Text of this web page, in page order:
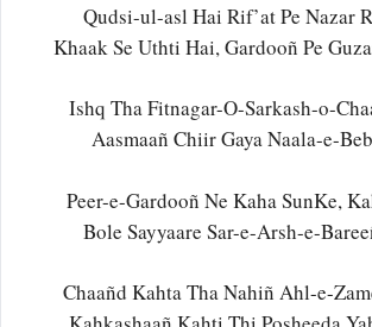
Qudsi-ul-asl Hai Rif’at Pe Nazar
Khaak Se Uthti Hai, Gardooñ Pe
Ishq Tha Fitnagar-O-Sarkash-o-
Aasmaañ Chiir Gaya Naala-e-
Peer-e-Gardooñ Ne Kaha SunKe,
Bole Sayyaare Sar-e-Arsh-e-
Chaañd Kahta Tha Nahiñ Ahl-e-